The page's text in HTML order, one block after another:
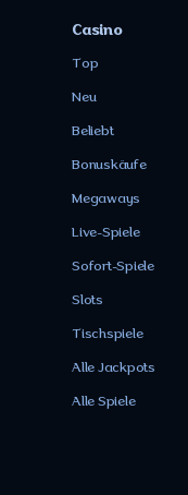
Casino
Top
Neu
Beliebt
Bonuskäufe
Megaways
Live-Spiele
Sofort-Spiele
Slots
Tischspiele
Alle Jackpots
Alle Spiele